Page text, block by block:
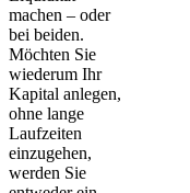
machen – oder
bei beiden.
Möchten Sie
wiederum Ihr
Kapital anlegen,
ohne lange
Laufzeiten
einzugehen,
werden Sie